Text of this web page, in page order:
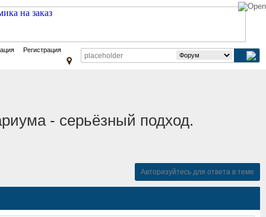
Регистрация
- серьёзный подход.
Авторизуйтесь для ответа в теме